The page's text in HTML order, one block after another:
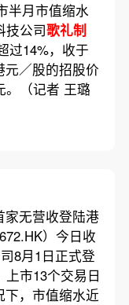
半月市值缩水
技公司歌礼制
过14%，收于
元／股的招股价
。（记者 王璐
家无营收登陆港
）今日收
8月1日正式登
市13个交易日
，市值缩水近